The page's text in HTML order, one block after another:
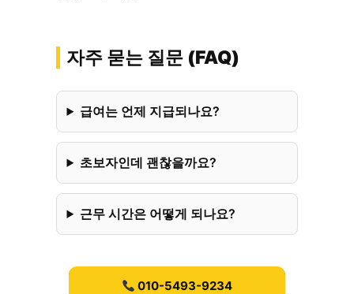
자주 묻는 질문 (FAQ)
급여는 언제 지급되나요?
초보자인데 괜찮을까요?
근무 시간은 어떻게 되나요?
010-5493-9234